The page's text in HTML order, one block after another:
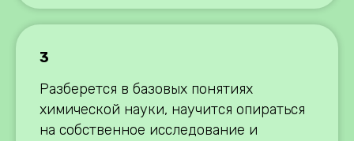
3
Разберется в базовых понятиях
химической науки, научится опираться
на собственное исследование и